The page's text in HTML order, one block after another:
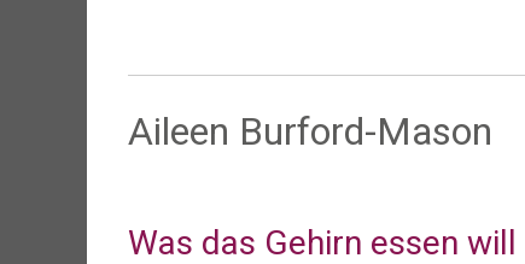
Aileen Burford-Mason
Was das Gehirn essen will